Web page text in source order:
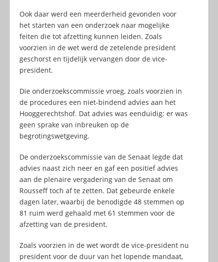
Ook daar werd een meerderheid gevonden voor
het starten van een onderzoek naar mogelijke
feiten die tot afzetting kunnen leiden. Zoals
voorzien in de wet werd de zetelende president
geschorst en tijdelijk vervangen door de vice-
president.
Die onderzoekscommissie vroeg, zoals voorzien in
de procedures een niet-bindend advies aan het
Hooggerechtshof. Dat advies was eenduidig: er was
geen sprake van inbreuken op de
begrotingswetgeving.
De onderzoekscommissie van de Senaat legde dat
advies naast zich neer en gaf een positief advies
aan de plenaire vergadering van de Senaat om
Rousseff toch af te zetten. Dat gebeurde enkele
dagen later, waarbij de benodigde 48 stemmen op
81 ruim werd gehaald met 61 stemmen voor de
afzetting van de president.
Zoals voorzien in de wet wordt de vice-president nu
president voor de duur van het lopende mandaat,